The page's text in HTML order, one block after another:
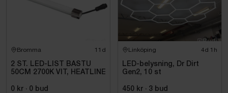
Bromma 11d
2 ST. LED-LIST BASTU
50CM 2700K VIT, HEATLINE
0 kr · 0 bud
Linköping 4d 1h
LED-belysning, Dr Dirt
Gen2, 10 st
450 kr · 3 bud